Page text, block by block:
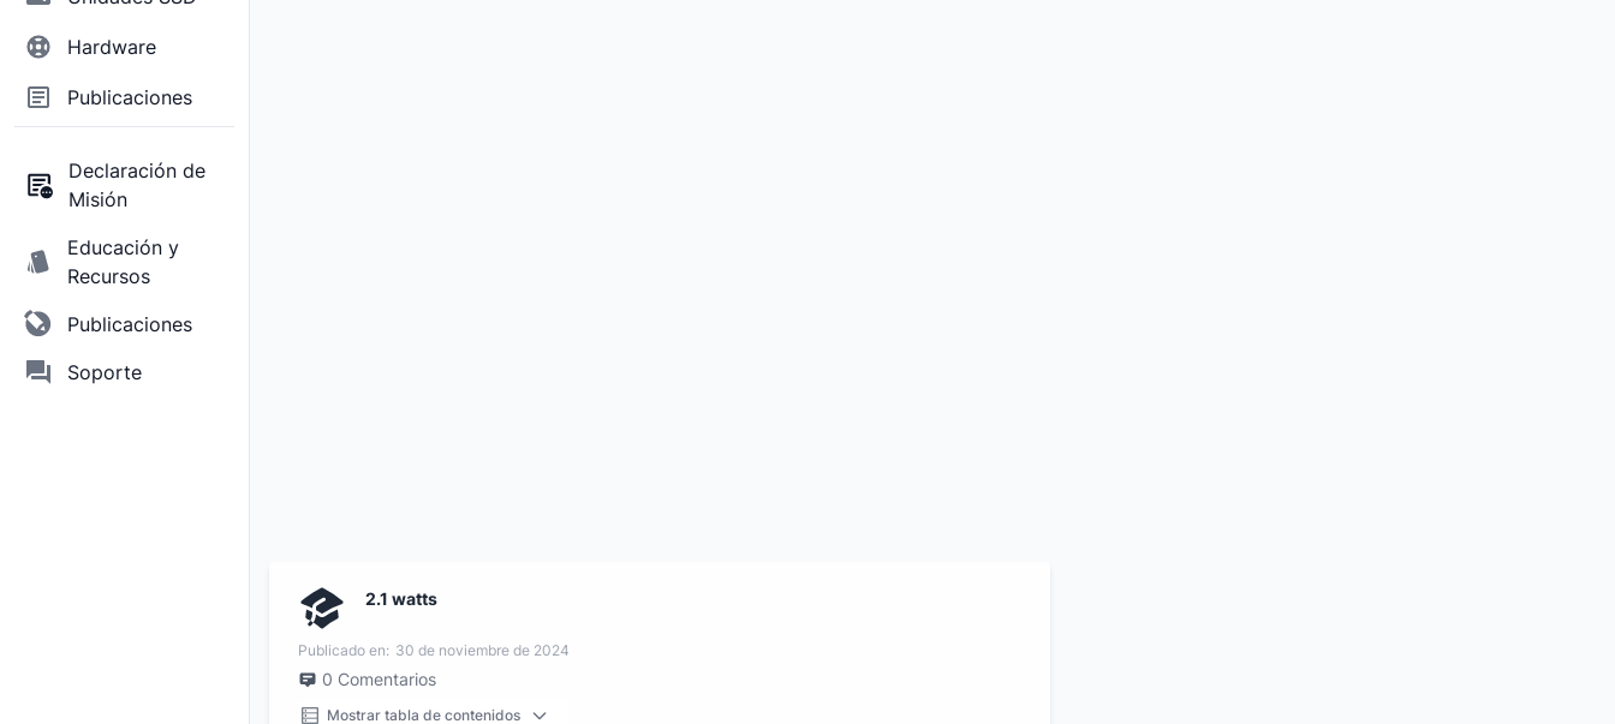
Hardware
Publicaciones
Declaración de
Misión
Educación y
Recursos
Publicaciones
Soporte
2.1 watts
Publicado en: 30 de noviembre de 2024
0 Comentarios
Mostrar tabla de contenidos